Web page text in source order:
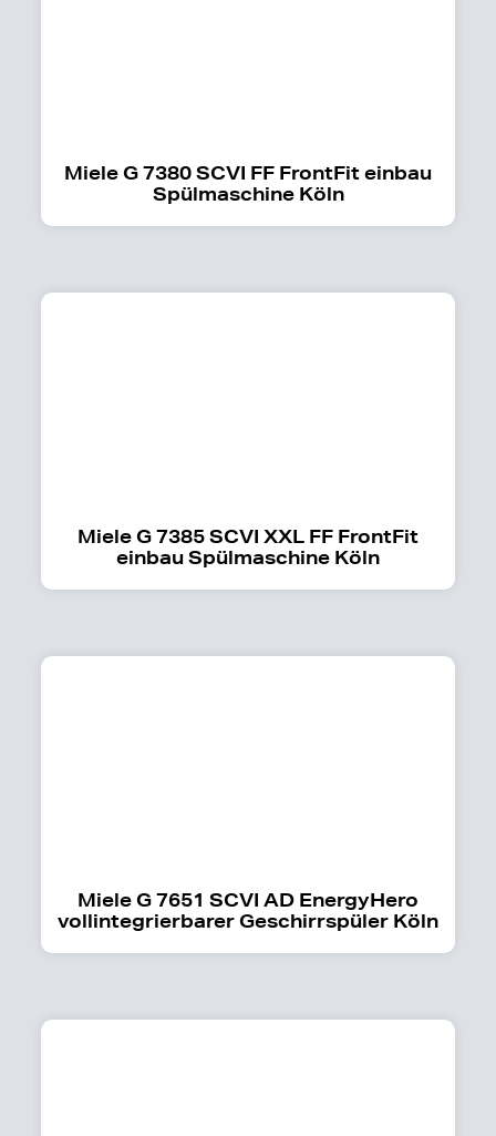
Miele G 7380 SCVI FF FrontFit einbau
Spülmaschine Köln
Miele G 7385 SCVI XXL FF FrontFit
einbau Spülmaschine Köln
Miele G 7651 SCVI AD EnergyHero
vollintegrierbarer Geschirrspüler Köln